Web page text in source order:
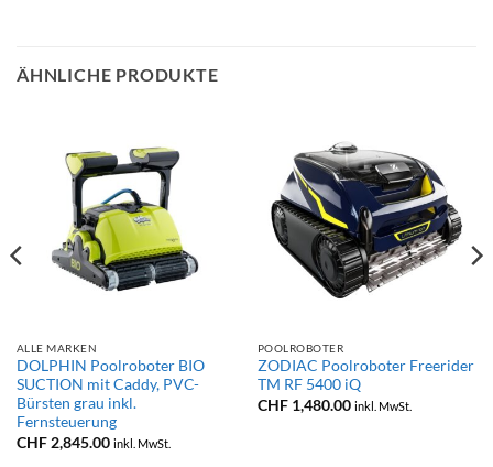
ÄHNLICHE PRODUKTE
ALLE MARKEN
DOLPHIN Poolroboter BIO
SUCTION mit Caddy, PVC-
Bürsten grau inkl.
Fernsteuerung
CHF2,845.00 inkl. MwSt.
POOLROBOTER
ZODIAC Poolroboter Freerider
TM RF 5400 iQ
CHF1,480.00 inkl. MwSt.